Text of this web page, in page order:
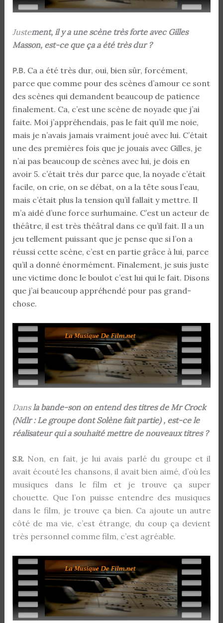
Justement, il y a une scène très forte avec Gilles
Masson, est-ce que ça a été très dur ?
P.B. Ca a été très dur, oui, bien sûr, forcément,
parce que comme pour des scènes d’amour ce sont
des scènes qui demandent beaucoup de patience
finalement. Ca, c’est une scène de noyade que j’ai
faite. Moi j’appréhendais, pas le fait qu’il me noie,
mais je n’avais jamais vraiment joué avec lui. C’était
une des premières fois que je jouais avec Gilles, je
n’ai pas beaucoup de scènes avec lui, je dois en
avoir 5. c’était très dur parce que, la noyade c’était
facile, on crie, on se débat, on a la tête sous l’eau,
mais c’était plus la tension qu’il fallait y mettre. Il
m’a aidé d’une force surhumaine. C’est un acteur de
théâtre, il est très théâtral dans ce qu’il fait. Il a un
jeu tellement puissant que je pense que si l’on a
réussi cette scène, c’est en partie grâce à lui, parce
qu’il a donné énormément. Finalement, je suis juste
une victime donc le boulot c’est lui qui le fait. Disons
que j’ai beaucoup appréhendé pour pas grand-
chose.
Dans la bande-son on entend des titres de Mr Crock
(Ndlr : Le groupe dont Solène fait partie) , est-ce le
réalisateur qui a souhaité mettre de nouveaux titres ?
S.R. Non, en fait, je lui avais parlé du groupe et il
avait écouté les chansons, il avait bien aimé, d’où les
musiques dans le film et je trouve ça super
chouette. Que l’on puisse entendre des musiques
dans le film, je trouve ça bien. Ca ajoute un autre
côté de ma vie, c’est étrange, du coup ça devient
très personnel comme film, c’est agréable.